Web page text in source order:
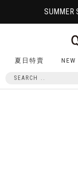
夏日特賣 NEW